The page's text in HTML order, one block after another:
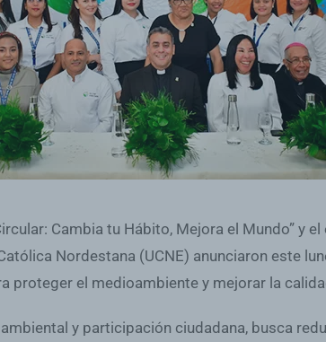
Cambia tu Hábito, Mejora el Mundo” y
Nordestana (UCNE) anunciaron este
proteger el medioambiente y mejorar la
y participación ciudadana, busca